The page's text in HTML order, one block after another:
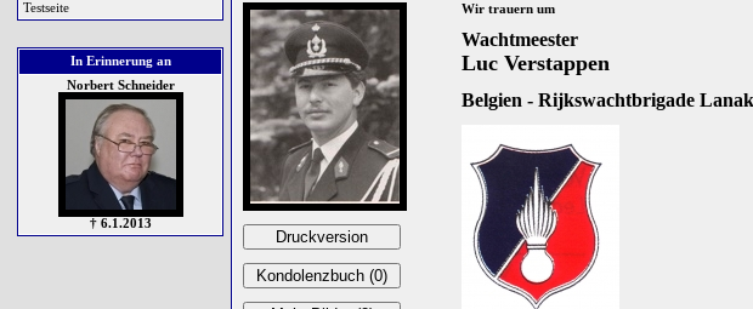
Testseite
In Erinnerung an
Norbert Schneider
† 6.1.2013
Wir trauern um
Wachtmeester
Luc Verstappen
Belgien - Rijkswachtbrigade